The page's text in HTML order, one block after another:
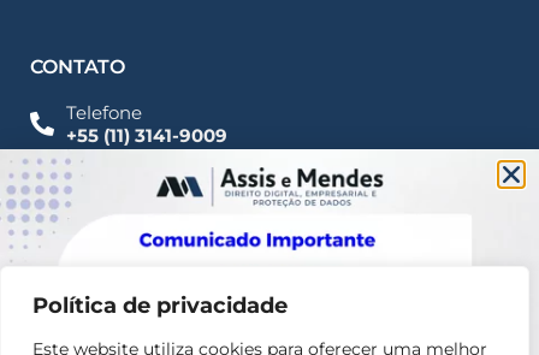
Política de privacidade
Este website utiliza cookies para oferecer uma melhor
CONTATO
Telefone
+55 (11) 3141-9009
Imprensa
Fale Conosco
contato@assisemendes.com.br
Alameda Santos, 1165 Paulista - CEP 01419-001 -
SP